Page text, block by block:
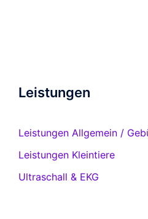
Leistungen
Leistungen Allgemein /
Leistungen Kleintiere
Ultraschall & EKG